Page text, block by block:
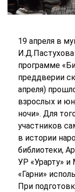
19 апреля в
программе
преддверии
апреля)
взрослых и
ночи». Для
участников
в истории
библиотеки,
УР «Урарту» и
«Гарни»
При